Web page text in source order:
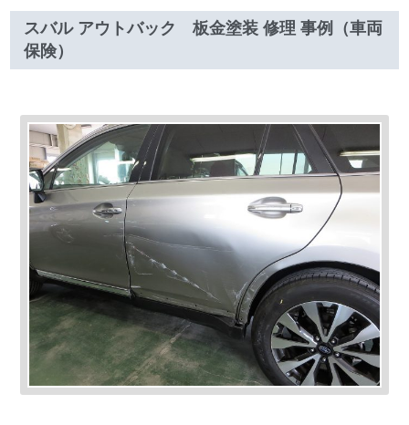
スバル アウトバック 板金塗装 修理 事例（車両
保険）